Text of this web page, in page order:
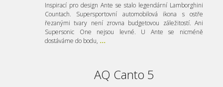
Inspirací pro design Ante se stalo legendární Lamborghini
Countach. Supersportovní automobilová ikona s ostře
řezanými tvary není zrovna budgetovou záležitostí. Ani
Supersonic One nejsou levné. U Ante se nicméně
dostáváme do bodu, ...
AQ Canto 5